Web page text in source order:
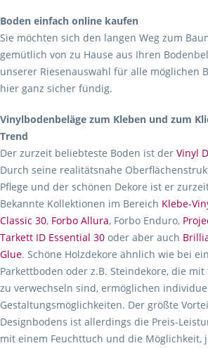
Boden einfach online kaufen
Sie möchten sich den langen Weg zum
gemütlich von zu Hause aus Ihren
unserer Riesenauswahl für alle möglichen
hier ganz sicher fündig.
Vinylbodenbeläge zum Kleben und zum
Trend
Der zurzeit beliebteste Boden ist der Vinyl
Durch seine realitätsnahe
Pflege und der schönen Dekore ist er
Bekannte Kollektionen im Bereich Klebe-
Classic 30, Forbo Allura, Forbo Enduro,
Tarkett ID Essential 30 oder aber auch
Glue. Schöne Holzdekore ähnlich wie bei
Parkettboden oder z.B. Steindekore, die
zu verwechseln sind, ermöglichen
Gestaltungsmöglichkeiten. Der größte
Designbodens ist allerdings die Preis-
mit einem Feuchttuch und die Möglichkeit,